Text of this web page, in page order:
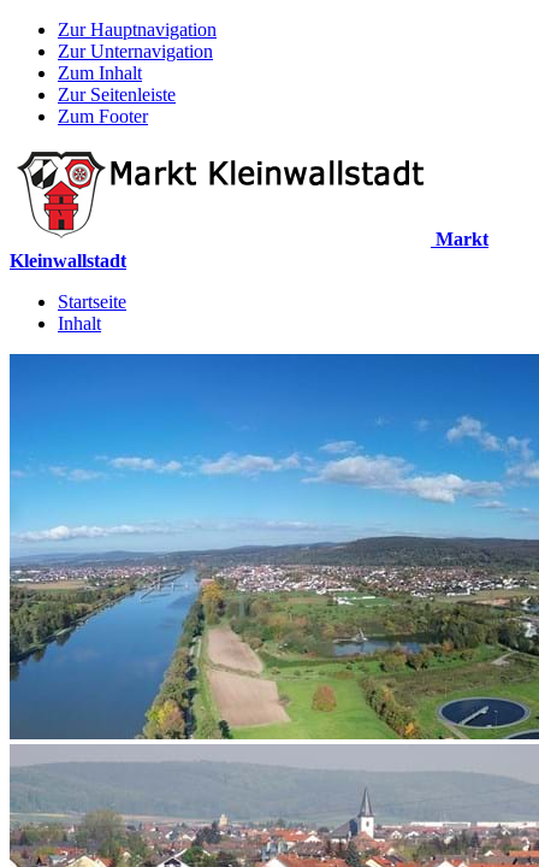
Zur Hauptnavigation
Zur Unternavigation
Zum Inhalt
Zur Seitenleiste
Zum Footer
Markt
Kleinwallstadt
Startseite
Inhalt